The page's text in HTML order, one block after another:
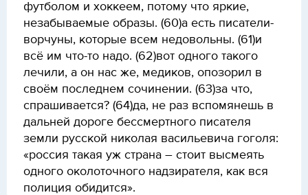
футболом и хоккеем, потому что яркие,
незабываемые образы. (60)а есть писатели-
ворчуны, которые всем недовольны. (61)и
всё им что-то надо. (62)вот одного такого
лечили, а он нас же, медиков, опозорил в
своём последнем сочинении. (63)за что,
спрашивается? (64)да, не раз вспомянешь в
дальней дороге бессмертного писателя
земли русской николая васильевича гоголя:
«россия такая уж страна – стоит высмеять
одного околоточного надзирателя, как вся
полиция обидится».